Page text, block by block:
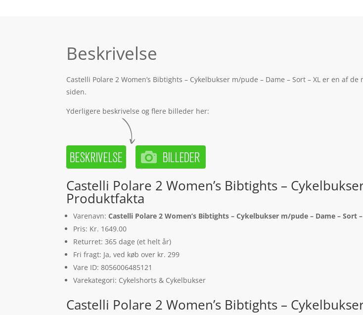
Beskrivelse
Castelli Polare 2 Women’s Bibtights – Cykelbukser m/pude – Dame – Sort – XL er en af
siden.
Yderligere beskrivelse og flere billeder her:
Castelli Polare 2 Women’s Bibtights –
Produktfakta
Varenavn: Castelli Polare 2 Women’s Bibtights – Cykelbukser m/pude – Dame – Sort
Pris: Kr. 1649.00
Returret: 365 dage (et helt år)
Fri fragt: Ja, ved køb over kr. 299
Vare ID: 8056006485121
Varekategori: Cykelshorts & Cykelbukser
Castelli Polare 2 Women’s Bibtights –